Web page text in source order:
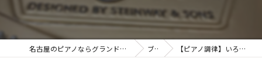
名古屋のピアノならグランドミュージックピアノ株式会社 ブログ 【ピアノ調律】いろいろなピアノメーカー